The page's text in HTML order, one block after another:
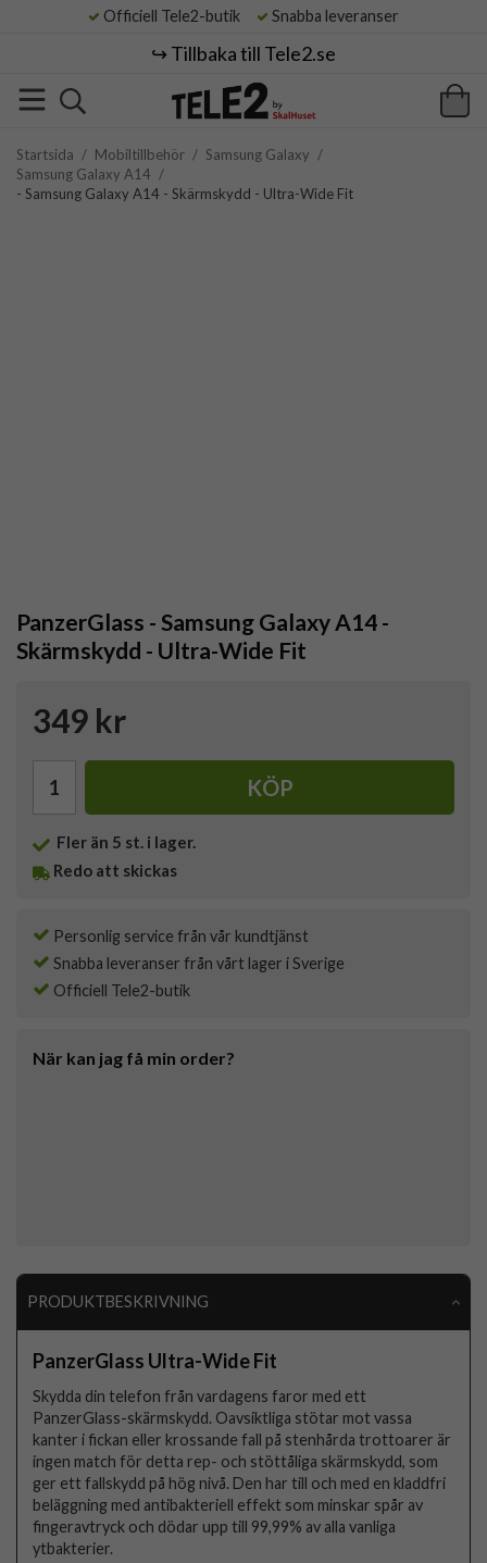
Officiell Tele2-butik Snabba leveranser
↪️ Tillbaka till Tele2.se
Startsida / Mobiltillbehör / Samsung Galaxy /
Samsung Galaxy A14 /
- Samsung Galaxy A14 - Skärmskydd - Ultra-Wide Fit
PanzerGlass - Samsung Galaxy A14 -
Skärmskydd - Ultra-Wide Fit
349 kr
KÖP
Fler än 5 st. i lager.
Redo att skickas
Personlig service från vår kundtjänst
Snabba leveranser från vårt lager i Sverige
Officiell Tele2-butik
När kan jag få min order?
PRODUKTBESKRIVNING
PanzerGlass Ultra-Wide Fit
Skydda din telefon från vardagens faror med ett
PanzerGlass-skärmskydd. Oavsiktliga stötar mot vassa
kanter i fickan eller krossande fall på stenhårda trottoarer är
ingen match för detta rep- och stöttåliga skärmskydd, som
ger ett fallskydd på hög nivå. Den har till och med en kladdfri
beläggning med antibakteriell effekt som minskar spår av
fingeravtryck och dödar upp till 99,99% av alla vanliga
ytbakterier.